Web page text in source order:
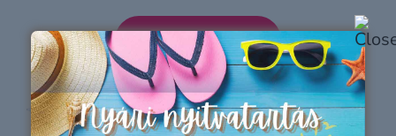
Bővebben